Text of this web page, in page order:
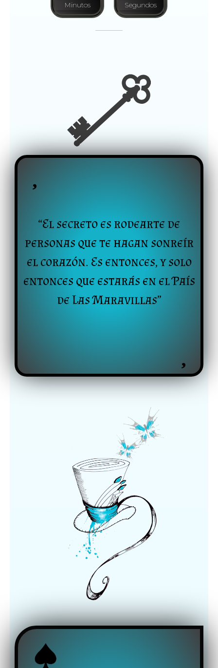
Minutos Segundos
“El secreto es rodearte de
personas que te hagan sonreír
el corazón. Es entonces, y solo
entonces que estarás en el País
de Las Maravillas”